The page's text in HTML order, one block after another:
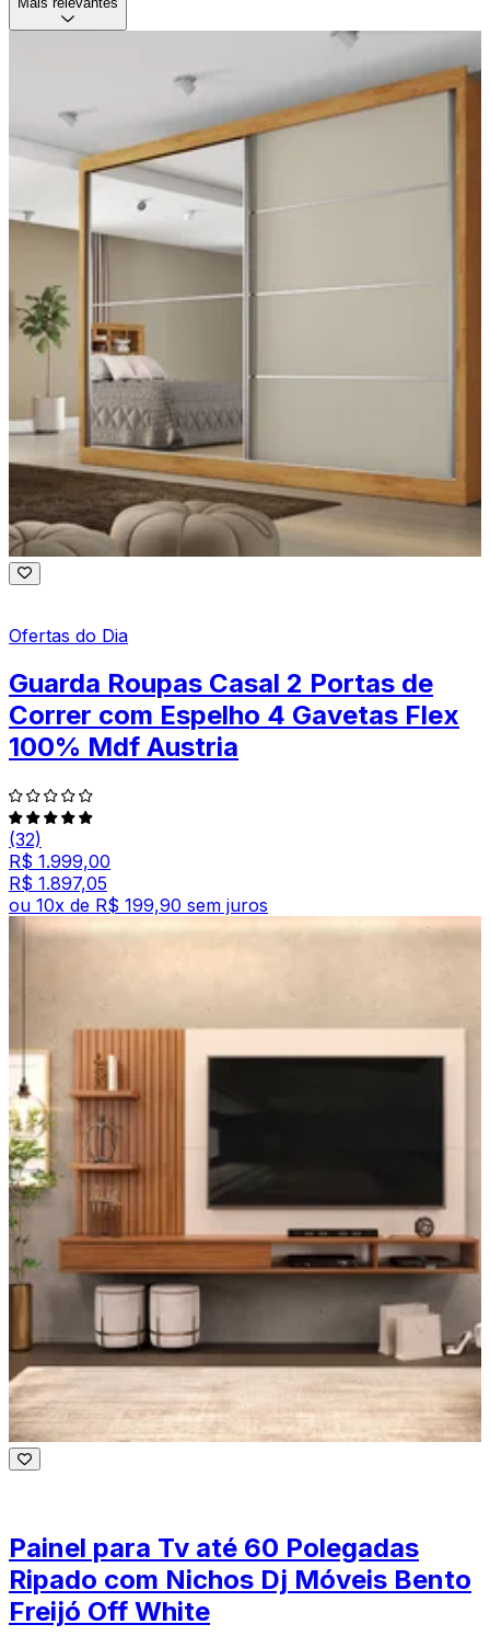
Ofertas do Dia
Guarda Roupas Casal 2 Portas de
Correr com Espelho 4 Gavetas Flex
100% Mdf Austria
(32)
R$ 1.999,00
R$ 1.897,05
ou 10x de R$ 199,90 sem juros
Painel para Tv até 60 Polegadas
Ripado com Nichos Dj Móveis Bento
Freijó Off White